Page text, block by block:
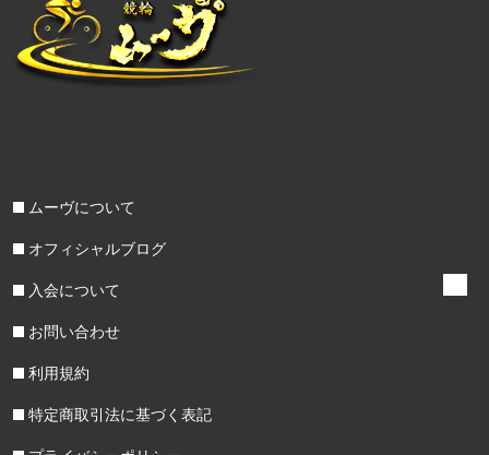
ムーヴについて
オフィシャルブログ
入会について
お問い合わせ
利用規約
特定商取引法に基づく表記